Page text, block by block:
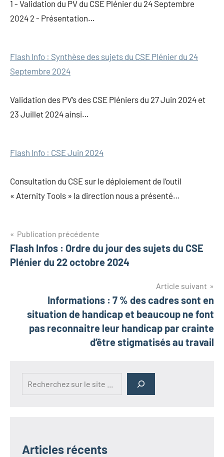
1 - Validation du PV du CSE Plénier du 24 Septembre
2024 2 - Présentation…
Flash Info : Synthèse des sujets du CSE Plénier du 24
Septembre 2024
Validation des PV’s des CSE Pléniers du 27 Juin 2024 et
23 Juillet 2024 ainsi…
Flash Info : CSE Juin 2024
Consultation du CSE sur le déploiement de l’outil
« Aternity Tools » la direction nous a présenté…
Publication précédente
Flash Infos : Ordre du jour des sujets du CSE
Plénier du 22 octobre 2024
Article suivant
Informations : 7 % des cadres sont en
situation de handicap et beaucoup ne font
pas reconnaitre leur handicap par crainte
d’être stigmatisés au travail
Rechercher
Articles récents